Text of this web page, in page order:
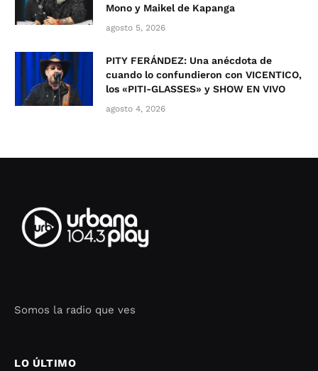
Mono y Maikel de Kapanga
agosto 5, 2026
PITY FERÁNDEZ: Una anécdota de
cuando lo confundieron con VICENTICO,
los «PITI-GLASSES» y SHOW EN VIVO
agosto 4, 2026
Somos la radio que ves
LO ÚLTIMO